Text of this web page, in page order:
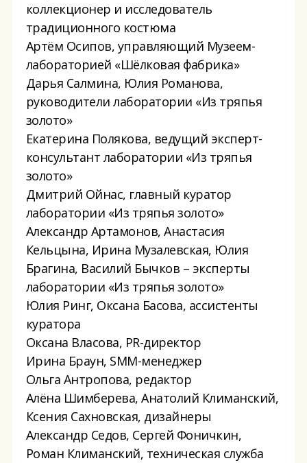
коллекционер и исследователь
традиционного костюма
Артём Осипов, управляющий Музеем-
лабораторией «Шёлковая фабрика»
Дарья Салмина, Юлия Романова,
руководители лаборатории «Из тряпья
золото»
Екатерина Полякова, ведущий эксперт-
консультант лаборатории «Из тряпья
золото»
Дмитрий Ойнас, главный куратор
лаборатории «Из тряпья золото»
Александр Артамонов, Анастасия
Кельцына, Ирина Музалевская, Юлия
Брагина, Василий Бычков – эксперты
лаборатории «Из тряпья золото»
Юлия Ринг, Оксана Басова, ассистенты
куратора
Оксана Власова, PR-директор
Ирина Браун, SMM-менеджер
Ольга Антропова, редактор
Алёна Шимберева, Анатолий Климанский,
Ксения Сахновская, дизайнеры
Александр Седов, Сергей Фоничкин,
Роман Климанский, техническая служба